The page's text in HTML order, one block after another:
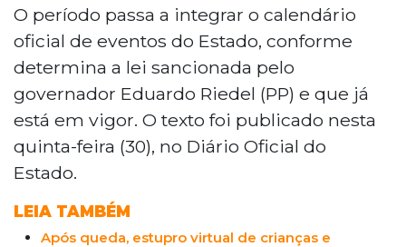
semana de agosto como período
dedicado ao combate à adultização,
exploração e sexualização precoce de
crianças nas redes sociais. A lei,
sancionada pelo governador Eduardo
Riedel, prevê campanhas educativas,
palestras em escolas e oficinas de
letramento digital. O projeto foi proposto
pela deputada Mara Caseiro e aprovado
pela Assembleia Legislativa em abril
deste ano.
O período passa a integrar o calendário
oficial de eventos do Estado, conforme
determina a lei sancionada pelo
governador Eduardo Riedel (PP) e que já
está em vigor. O texto foi publicado nesta
quinta-feira (30), no Diário Oficial do
Estado.
LEIA TAMBÉM
Após queda, estupro virtual de crianças e